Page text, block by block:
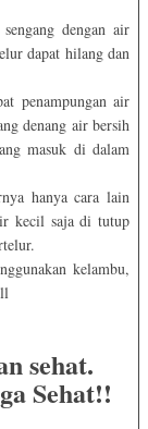
dengan air
dapat hilang dan
penampungan air
denang air bersih
masuk di dalam
hanya cara lain
kecil saja di tutup
kelambu,
sehat.
Sehat!!